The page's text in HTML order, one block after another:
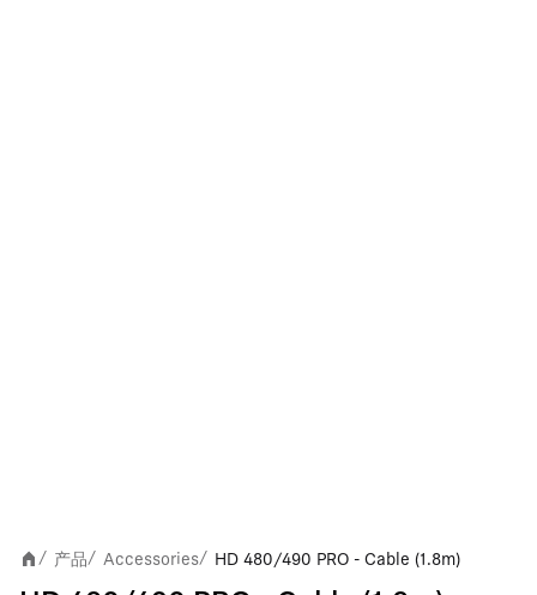
/ 产品/ Accessories/ HD 480/490 PRO - Cable (1.8m)